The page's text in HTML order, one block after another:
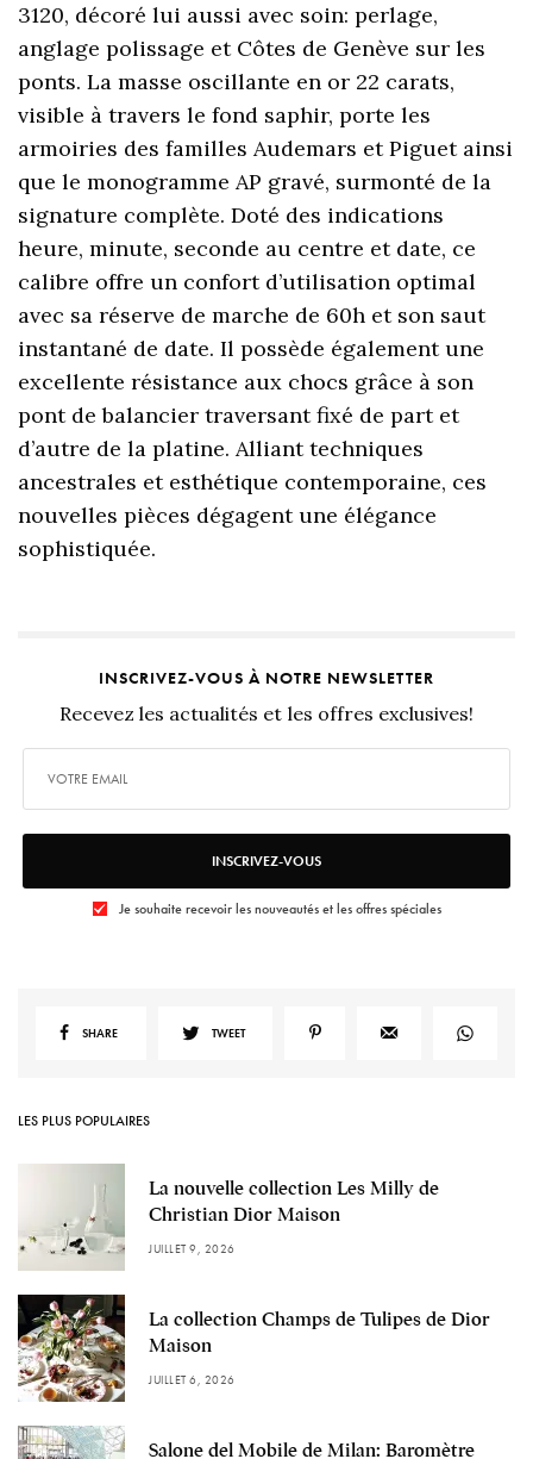
3120, décoré lui aussi avec soin: perlage,
anglage polissage et Côtes de Genève sur les
ponts. La masse oscillante en or 22 carats,
visible à travers le fond saphir, porte les
armoiries des familles Audemars et Piguet ainsi
que le monogramme AP gravé, surmonté de la
signature complète. Doté des indications
heure, minute, seconde au centre et date, ce
calibre offre un confort d’utilisation optimal
avec sa réserve de marche de 60h et son saut
instantané de date. Il possède également une
excellente résistance aux chocs grâce à son
pont de balancier traversant fixé de part et
d’autre de la platine. Alliant techniques
ancestrales et esthétique contemporaine, ces
nouvelles pièces dégagent une élégance
sophistiquée.
INSCRIVEZ-VOUS À NOTRE NEWSLETTER
Recevez les actualités et les offres exclusives!
INSCRIVEZ-VOUS
Je souhaite recevoir les nouveautés et les offres spéciales
SHARE TWEET
LES PLUS POPULAIRES
La nouvelle collection Les Milly de
Christian Dior Maison
JUILLET 9, 2026
La collection Champs de Tulipes de Dior
Maison
JUILLET 6, 2026
Salone del Mobile de Milan: Baromètre